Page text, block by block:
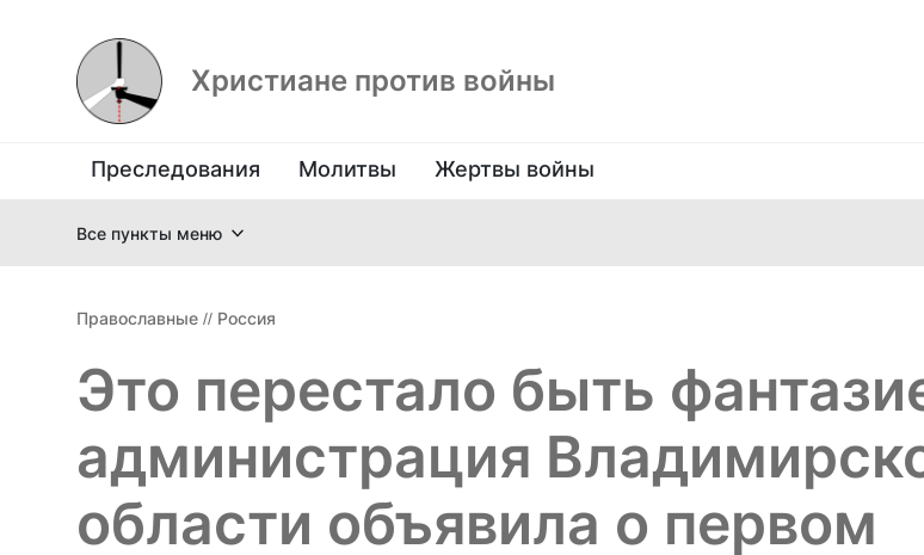
Христиане против войны
Преследования Молитвы Жертвы войны
Все пункты меню
Православные // Россия
Это перестало быть
администрация
области объявила о первом